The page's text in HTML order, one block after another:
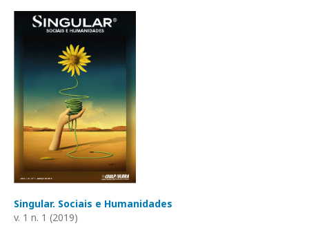
Singular. Sociais e Humanidades
v. 1 n. 1 (2019)